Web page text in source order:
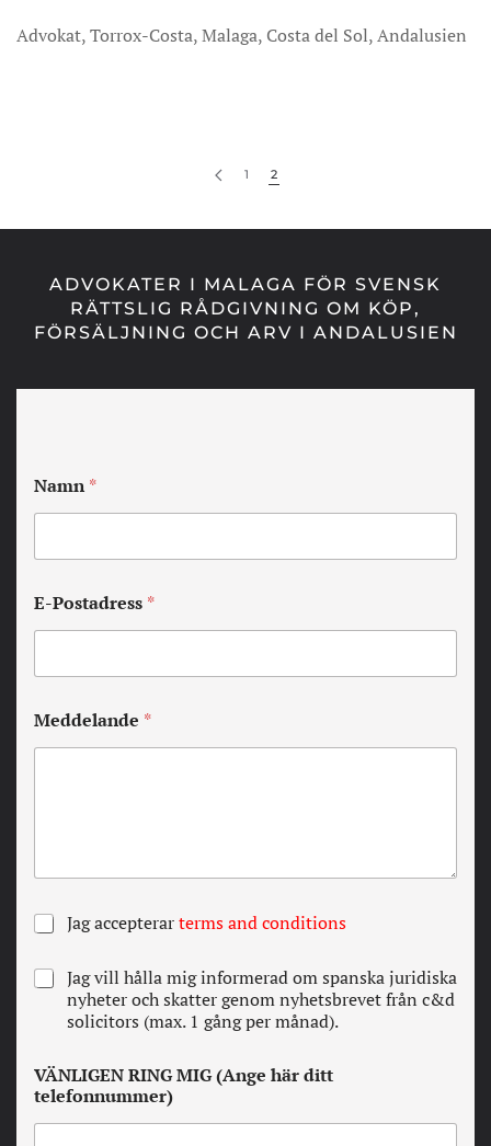
Advokat, Torrox-Costa, Malaga, Costa del Sol, Andalusien
1 2
ADVOKATER I MALAGA FÖR SVENSK
RÄTTSLIG RÅDGIVNING OM KÖP,
FÖRSÄLJNING OCH ARV I ANDALUSIEN
Namn*
E-Postadress *
Meddelande *
A
l
a
l
k
o
r
Jag accepterarterms and conditions
N
e
e
t
t
Jag vill hålla mig informerad om spanska juridiska
nyheter och skatter genom nyhetsbrevet från c&d
solicitors (max. 1 gång per månad).
VÄNLIGEN RING MIG (Ange här ditt
telefonnummer)